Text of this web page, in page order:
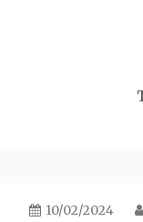
10/02/2024